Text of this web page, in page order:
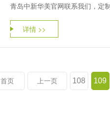
青岛中新华美官网联系我们，定
详情 >>
首页 上一页 108 109